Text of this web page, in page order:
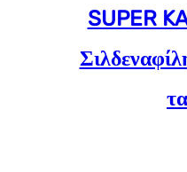
SUPER